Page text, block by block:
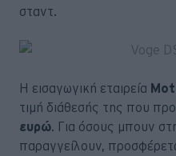
σταντ.
Η εισαγωγική εταιρεία
τιμή διάθεσής της που
ευρώ. Για όσους μπουν
παραγγείλουν,